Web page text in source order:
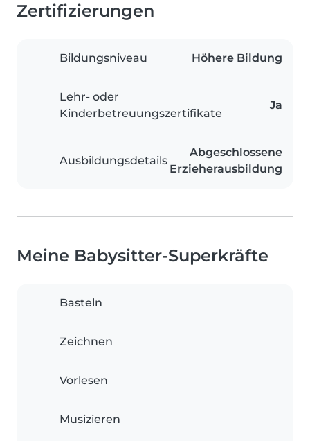
Zertifizierungen
Bildungsniveau Höhere Bildung
Lehr- oder
Kinderbetreuungszertifikate
Ja
Ausbildungsdetails
Abgeschlossene
Erzieherausbildung
Meine Babysitter-Superkräfte
Basteln
Zeichnen
Vorlesen
Musizieren